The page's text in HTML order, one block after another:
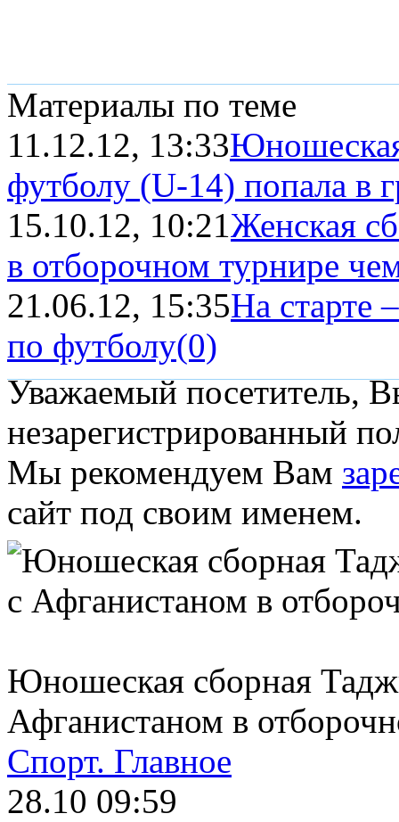
Материалы по теме
11.12.12, 13:33
футболу (U-14) попала в
15.10.12, 10:21Женская
в отборочном турнире
21.06.12, 15:35На старте
по футболу(0)
Уважаемый посетитель,
незарегистрированный
Мы рекомендуем Вам
сайт под своим именем.
Юношеская сборная
Афганистаном в
Спорт. Главное
28.10 09:59